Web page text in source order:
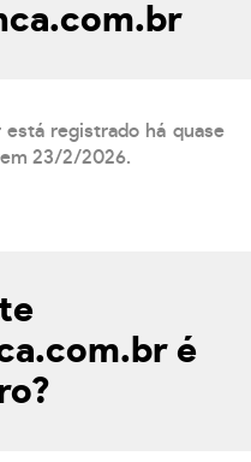
registrado há quase
23/2/2026.
é